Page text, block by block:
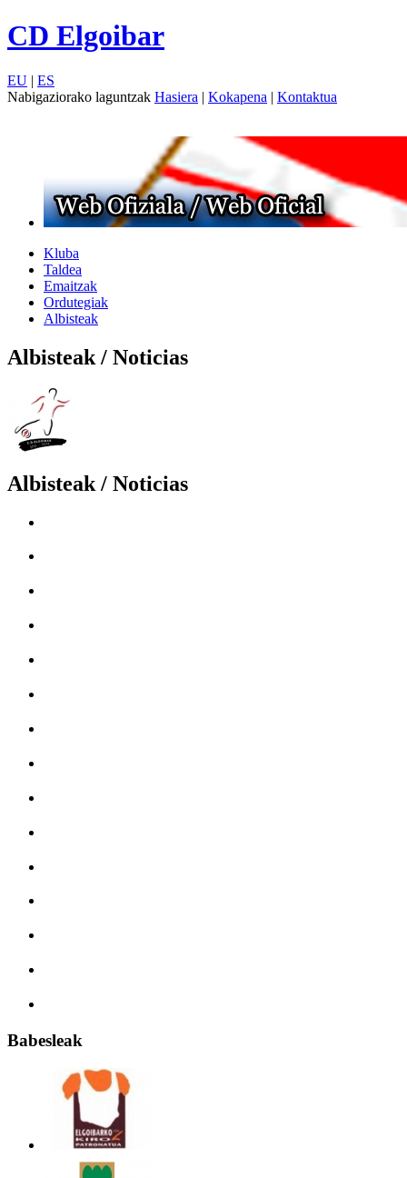
CD Elgoibar
EU | ES
Nabigaziorako laguntzak Hasiera | Kokapena | Kontaktua
Kluba
Taldea
Emaitzak
Ordutegiak
Albisteak
Albisteak / Noticias
Albisteak / Noticias
Babesleak